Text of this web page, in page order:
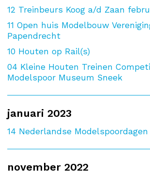
12 Treinbeurs Koog a/d Zaan
11 Open huis Modelbouw
Papendrecht
10 Houten op Rail(s)
04 Kleine Houten Treinen
Modelspoor Museum Sneek
januari 2023
14 Nederlandse Modelspoordagen
november 2022